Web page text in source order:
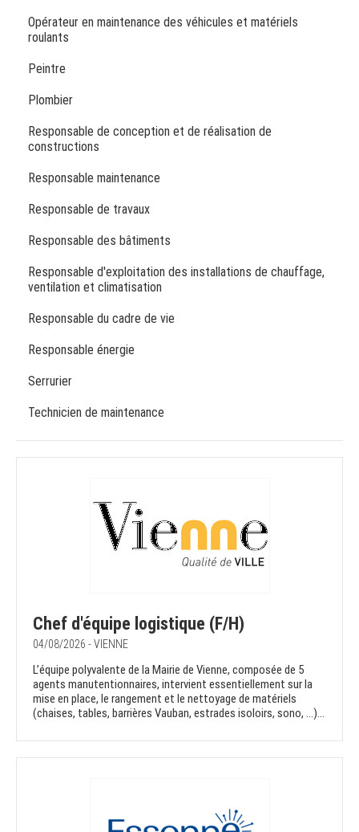
Opérateur en maintenance des véhicules et matériels
roulants
Peintre
Plombier
Responsable de conception et de réalisation de
constructions
Responsable maintenance
Responsable de travaux
Responsable des bâtiments
Responsable d'exploitation des installations de chauffage,
ventilation et climatisation
Responsable du cadre de vie
Responsable énergie
Serrurier
Technicien de maintenance
Chef d'équipe logistique (F/H)
04/08/2026 - VIENNE
L’équipe polyvalente de la Mairie de Vienne, composée de 5
agents manutentionnaires, intervient essentiellement sur la
mise en place, le rangement et le nettoyage de matériels
(chaises, tables, barrières Vauban, estrades isoloirs, sono, …)...